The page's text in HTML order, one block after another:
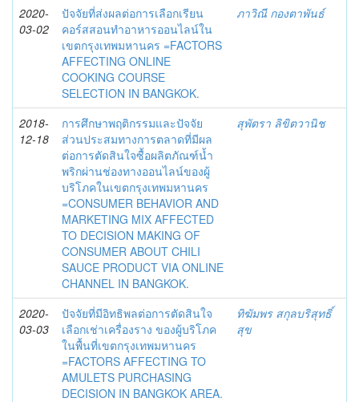
2020-
03-02
ปัจจัยที่ส่งผลต่อการเลือกเรียน
คอร์สสอนทำอาหารออนไลน์ใน
เขตกรุงเทพมหานคร =FACTORS
AFFECTING ONLINE
COOKING COURSE
SELECTION IN BANGKOK.
ภาวิณี กองตาพันธ์
2018-
12-18
การศึกษาพฤติกรรมและปัจจัย
ส่วนประสมทางการตลาดที่มีผล
ต่อการตัดสินใจซื้อผลิตภัณฑ์น้ำ
พริกผ่านช่องทางออนไลน์ของผู้
บริโภคในเขตกรุงเทพมหานคร
=CONSUMER BEHAVIOR AND
MARKETING MIX AFFECTED
TO DECISION MAKING OF
CONSUMER ABOUT CHILI
SAUCE PRODUCT VIA ONLINE
CHANNEL IN BANGKOK.
สุพัตรา ลิขิตวานิช
2020-
03-03
ปัจจัยที่มีอิทธิพลต่อการตัดสินใจ
เลือกเช่าเครื่องราง ของผู้บริโภค
ในพื้นที่เขตกรุงเทพมหานคร
=FACTORS AFFECTING TO
AMULETS PURCHASING
DECISION IN BANGKOK AREA.
ทิฆัมพร สกุลบริสุทธิ์
สุข